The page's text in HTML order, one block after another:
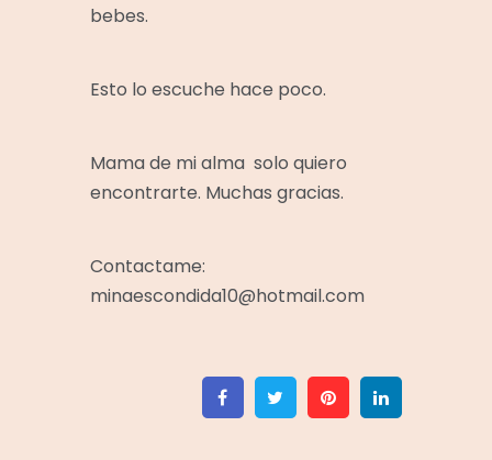
bebes.
Esto lo escuche hace poco.
Mama de mi alma solo quiero
encontrarte. Muchas gracias.
Contactame:
minaescondida10@hotmail.com
FacebookTwitter Pinterest